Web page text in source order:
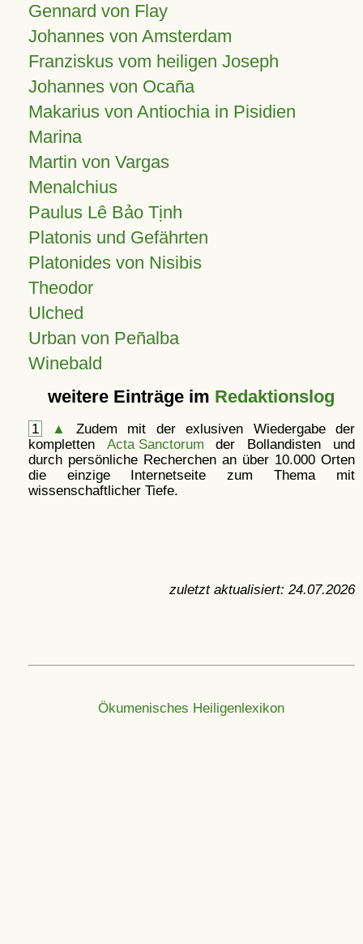
Gennard von Flay
Johannes von Amsterdam
Franziskus vom heiligen Joseph
Johannes von Ocaña
Makarius von Antiochia in Pisidien
Marina
Martin von Vargas
Menalchius
Paulus Lê Bảo Tịnh
Platonis und Gefährten
Platonides von Nisibis
Theodor
Ulched
Urban von Peñalba
Winebald
weitere Einträge im Redaktionslog
1 ▲
Zudem mit der exlusiven Wiedergabe der
kompletten Acta Sanctorum der Bollandisten und
durch persönliche Recherchen an über 10.000 Orten
die einzige Internetseite zum Thema mit
wissenschaftlicher Tiefe.
zuletzt aktualisiert: 24.07.2026
Ökumenisches Heiligenlexikon